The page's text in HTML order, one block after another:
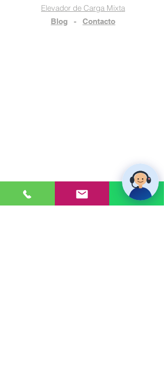
Elevador de Carga Mixta
Blog - Contacto